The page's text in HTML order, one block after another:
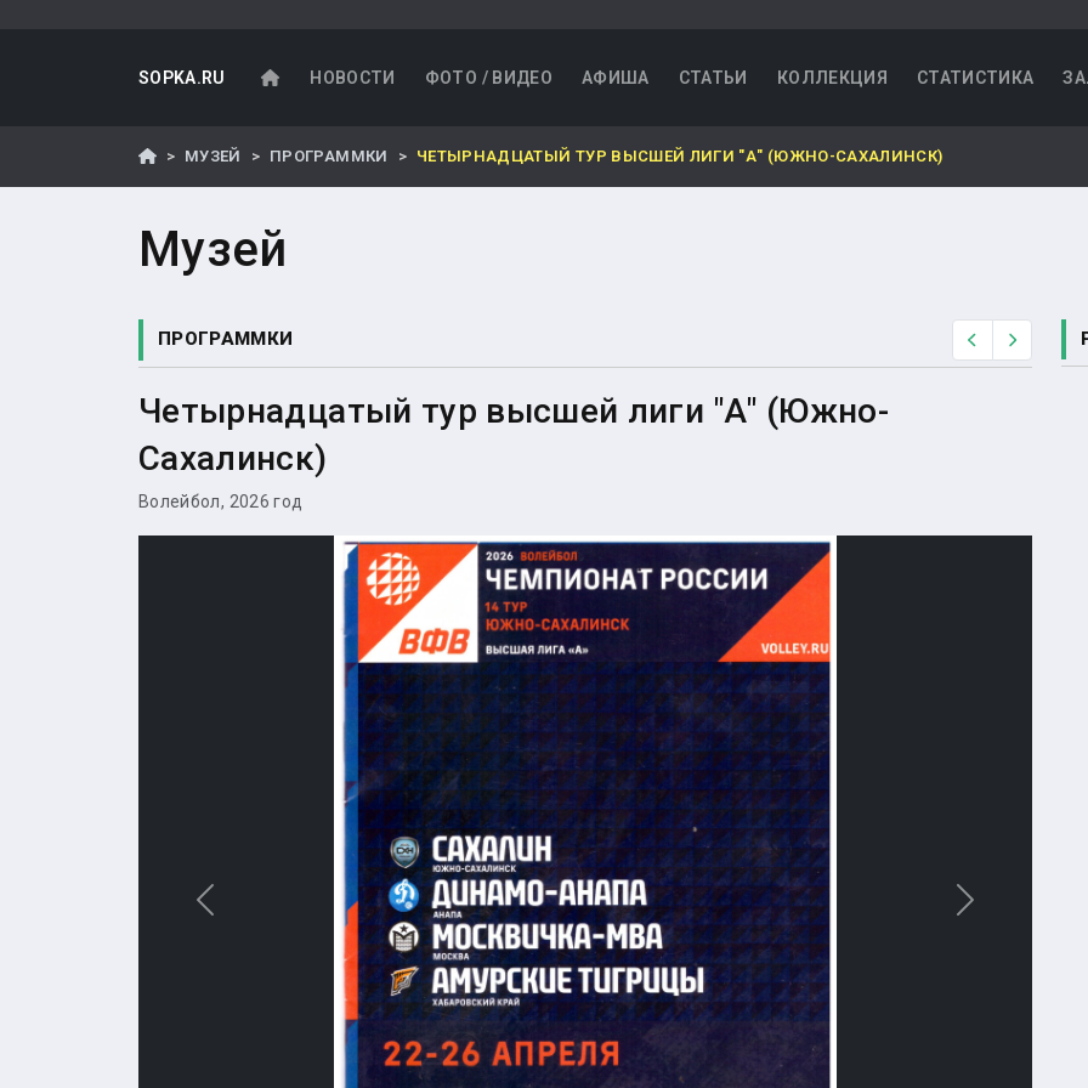
SOPKA.RU НОВОСТИ ФОТО / ВИДЕО АФИША СТАТЬИ КОЛЛЕКЦИЯ СТАТИСТИКА
МУЗЕЙ ПРОГРАММКИ ЧЕТЫРНАДЦАТЫЙ ТУР ВЫСШЕЙ ЛИГИ "А" (ЮЖНО-САХАЛИНСК)
Музей
ПРОГРАММКИ Назад
Четырнадцатый тур высшей лиги "А" (Южно-
Сахалинск)
Волейбол, 2026 год
Назад Вперед